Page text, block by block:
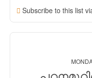
Subscribe to this list